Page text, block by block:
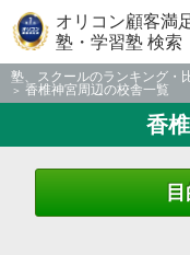
オリコン顧客満
塾・学習塾 検索
塾、スクールのランキング・
香椎神宮周辺の校舎一覧
香